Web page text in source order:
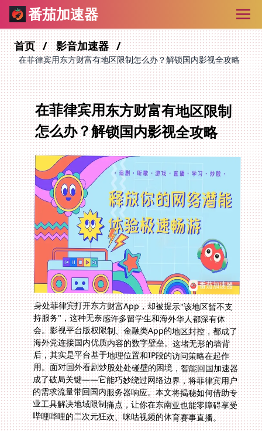
番茄加速器
首页 影音加速器
在菲律宾用东方财富有地区限制怎么办？解锁国内影视全攻略
在菲律宾用东方财富有地区限制
怎么办？解锁国内影视全攻略
身处菲律宾打开东方财富App，却被提示"该地区暂不支
持服务"，这种无奈感许多留学生和海外华人都深有体
会。影视平台版权限制、金融类App的地区封控，都成了
海外党连接国内优质内容的数字壁垒。这堵无形的墙背
后，其实是平台基于地理位置和IP段的访问策略在起作
用。面对国外看剧炒股处处碰壁的困境，智能回国加速器
成了破局关键——它能巧妙绕过网络边界，将菲律宾用户
的需求流量带回国内服务器响应。本文将揭秘如何借助专
业工具解决地域限制痛点，让你在东南亚也能零障碍享受
哔哩哔哩的二次元狂欢、咪咕视频的体育赛事直播。